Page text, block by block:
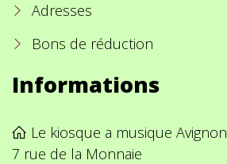
Adresses
Bons de réduction
Informations
Le kiosque a musique Avignon
7 rue de la Monnaie